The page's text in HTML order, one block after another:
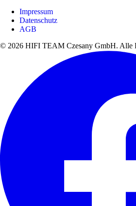
Impressum
Datenschutz
AGB
© 2026 HIFI TEAM Czesany GmbH. Alle